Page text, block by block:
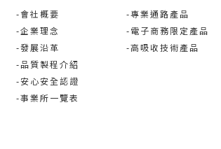
-會社概要
-企業理念
-發展沿革
-品質製程介紹
-安心安全認證
-事業所一覽表
-專業通路產品
-電子商務限定產品
-高吸收技術產品